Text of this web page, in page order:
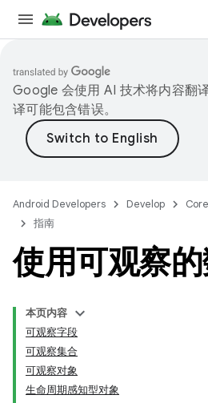
Google 会使用 AI 技术将内容翻
译可能包含错误。
Android Developers Develop
指南
使用可观察
本页内容
可观察字段
可观察集合
可观察对象
生命周期感知型对象